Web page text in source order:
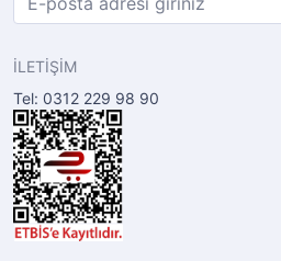
İLETİŞİM
Tel: 0312 229 98 90